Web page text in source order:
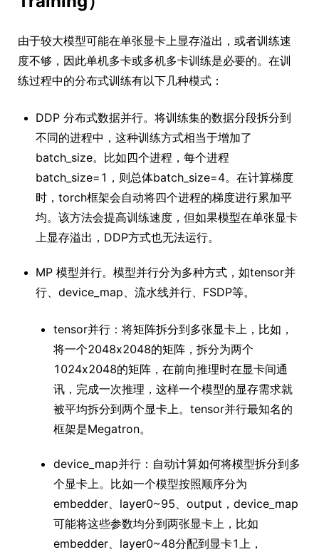
由于较大模型可能在单张显卡上显存溢出，或者训练速
度不够，因此单机多卡或多机多卡训练是必要的。在训
练过程中的分布式训练有以下几种模式：
DDP 分布式数据并行。将训练集的数据分段拆分到
不同的进程中，这种训练方式相当于增加了
batch_size。比如四个进程，每个进程
batch_size=1，则总体batch_size=4。在计算梯度
时，torch框架会自动将四个进程的梯度进行累加平
均。该方法会提高训练速度，但如果模型在单张显卡
上显存溢出，DDP方式也无法运行。
MP 模型并行。模型并行分为多种方式，如tensor并
行、device_map、流水线并行、FSDP等。
tensor并行：将矩阵拆分到多张显卡上，比如，
将一个2048x2048的矩阵，拆分为两个
1024x2048的矩阵，在前向推理时在显卡间通
讯，完成一次推理，这样一个模型的显存需求就
被平均拆分到两个显卡上。tensor并行最知名的
框架是Megatron。
device_map并行：自动计算如何将模型拆分到多
个显卡上。比如一个模型按照顺序分为
embedder、layer0~95、output，device_map
可能将这些参数均分到两张显卡上，比如
embedder、layer0~48分配到显卡1上，